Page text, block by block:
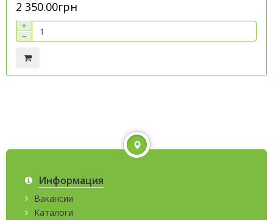
2 350.00грн
+
−
Информация
Вакансии
Каталоги